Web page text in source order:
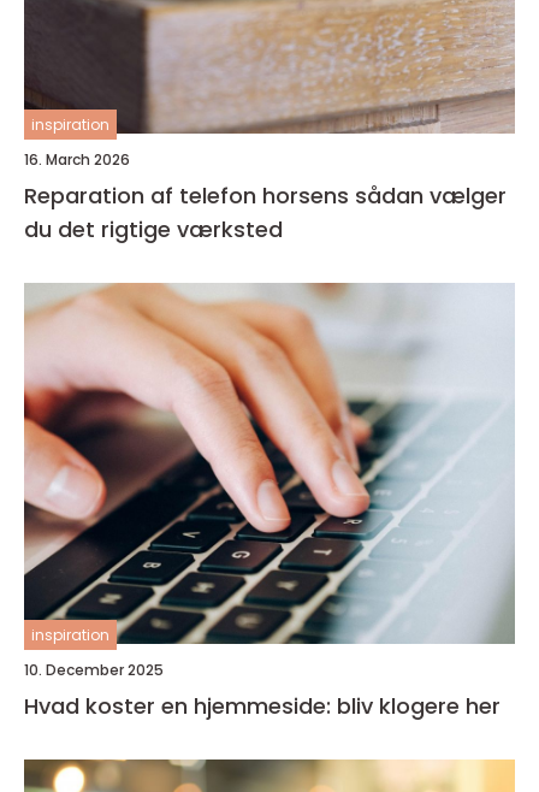
inspiration
16. March 2026
Reparation af telefon horsens sådan vælger
du det rigtige værksted
inspiration
10. December 2025
Hvad koster en hjemmeside: bliv klogere her